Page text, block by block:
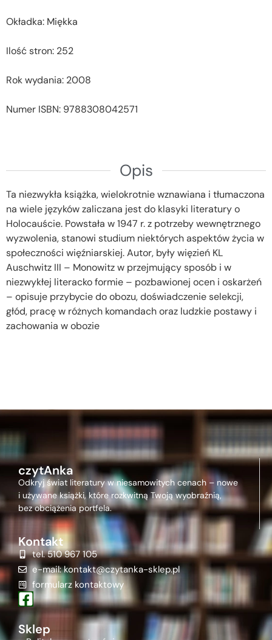
Okładka: Miękka
Ilość stron: 252
Rok wydania: 2008
Numer ISBN: 9788308042571
Opis
Ta niezwykła książka, wielokrotnie wznawiana i tłumaczona
na wiele języków zaliczana jest do klasyki literatury o
Holocauście. Powstała w 1947 r. z potrzeby wewnętrznego
wyzwolenia, stanowi studium niektórych aspektów życia w
społeczności więźniarskiej. Autor, były więzień KL
Auschwitz III – Monowitz w przejmujący sposób i w
niezwykłej literacko formie – pozbawionej ocen i oskarżeń
– opisuje przybycie do obozu, doświadczenie selekcji,
głód, pracę w różnych komandach oraz ludzkie postawy i
zachowania w obozie
czytAnka
Odkryj świat literatury w niesamowitych cenach – nowe
i używane książki, które rozkwitną Twoją wyobraźnią,
bez obciążenia portfela.
Kontakt
tel. 510 967 105
e-mail: kontakt@czytanka-sklep.pl
formularz kontaktowy
Sklep